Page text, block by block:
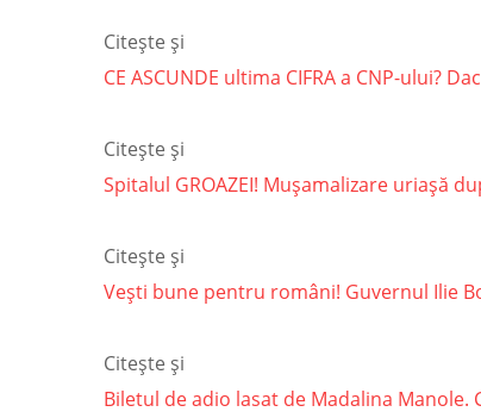
Citește și
CE ASCUNDE ultima CIFRA a CNP-ului?
Citește și
Spitalul GROAZEI! Mușamalizare uriașă
Citește și
Vești bune pentru români! Guvernul Ilie
Citește și
Biletul de adio lasat de Madalina